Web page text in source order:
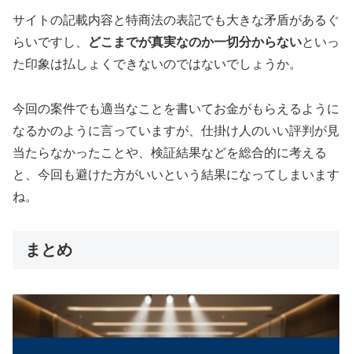
サイトの記載内容と特商法の表記でも大きな矛盾があるぐ
らいですし、
どこまでが真実なのか一切分からないといっ
た印象は払しょくできないのではないでしょうか。
今回の案件でも適当なことを書いてお金がもらえるように
なるかのように言っていますが、仕掛け人のいい評判が見
当たらなかったことや、検証結果などを総合的に考える
と、今回も避けた方がいいという結果になってしまいます
ね。
まとめ